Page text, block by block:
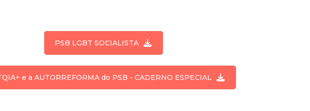
PSB LGBT SOCIALISTA
e a AUTORREFORMA do PSB - CADERNO ESPECIAL